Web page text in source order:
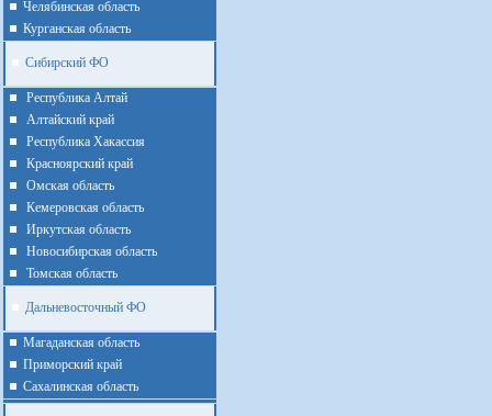
Челябинская область
Курганская область
Сибирский ФО
Республика Алтай
Алтайcкий край
Республика Хакассия
Красноярский край
Омская область
Кемеровская область
Иркутская область
Новосибирская область
Томская область
Дальневосточный ФО
Магаданская область
Приморский край
Cахалинская область